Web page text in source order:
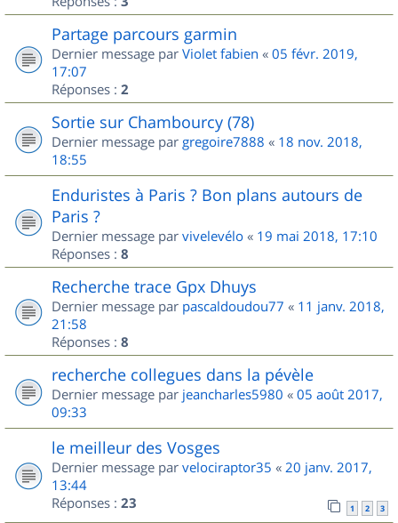
Partage parcours garmin
Dernier message par Violet fabien « 05 févr. 2019,
17:07
Réponses : 2
Sortie sur Chambourcy (78)
Dernier message par gregoire7888 « 18 nov. 2018,
18:55
Enduristes à Paris ? Bon plans autours de
Paris ?
Dernier message par vivelevélo « 19 mai 2018, 17:10
Réponses : 8
Recherche trace Gpx Dhuys
Dernier message par pascaldoudou77 « 11 janv. 2018,
21:58
Réponses : 8
recherche collegues dans la pévèle
Dernier message par jeancharles5980 « 05 août 2017,
09:33
le meilleur des Vosges
Dernier message par velociraptor35 « 20 janv. 2017,
13:44
Réponses : 23 1 2 3